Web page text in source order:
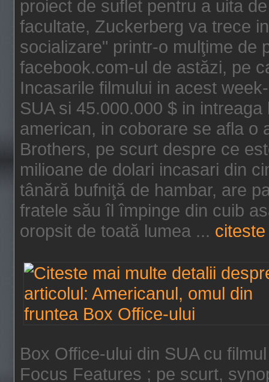
proiect de suflet pentru a uita
facultate, Zuckerberg va trece
socializare" printr-o mulţime de
facebook.com-ul de astăzi, pe
Incasarile filmului in acest
SUA si 45.000.000 $ in
american, in coborare se afla o
Brothers, pe scurt despre ce
milioane de dolari incasari din
tânără bufniţă de hambar, are
fratele său îl împinge din cuib
oropsit de toată lumea ...
Box Office-ului din SUA cu
Focus Features ; pe scurt,